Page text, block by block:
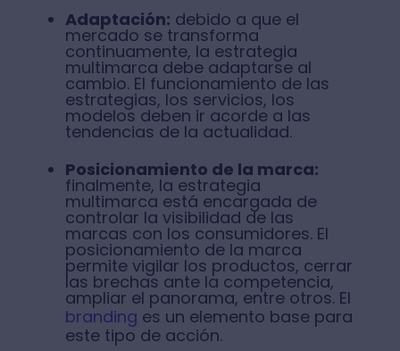
Adaptación: debido a que el
mercado se transforma
continuamente, la estrategia
multimarca debe adaptarse al
cambio. El funcionamiento de las
estrategias, los servicios, los
modelos deben ir acorde a las
tendencias de la actualidad.
Posicionamiento de la marca:
finalmente, la estrategia
multimarca está encargada de
controlar la visibilidad de las
marcas con los consumidores. El
posicionamiento de la marca
permite vigilar los productos, cerrar
las brechas ante la competencia,
ampliar el panorama, entre otros. El
branding es un elemento base para
este tipo de acción.